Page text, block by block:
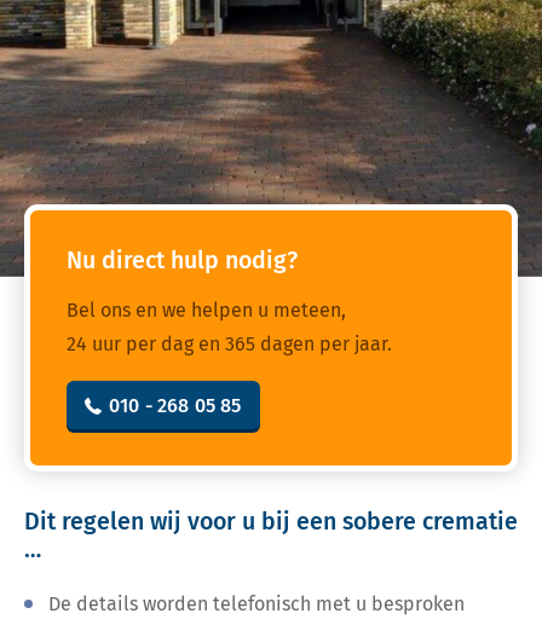
Nu direct hulp nodig?
Bel ons en we helpen u meteen,
24 uur per dag en 365 dagen per jaar.
010 - 268 05 85
Dit regelen wij voor u bij een sobere crematie
…
De details worden telefonisch met u besproken